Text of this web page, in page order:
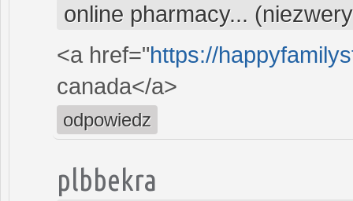
online pharmacy...
<a href="https://
canada</a>
odpowiedz
plbbekra